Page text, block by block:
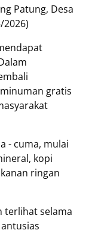
Patung, Desa
2026)
gratis
- cuma, mulai
kopi
ringan
terlihat selama